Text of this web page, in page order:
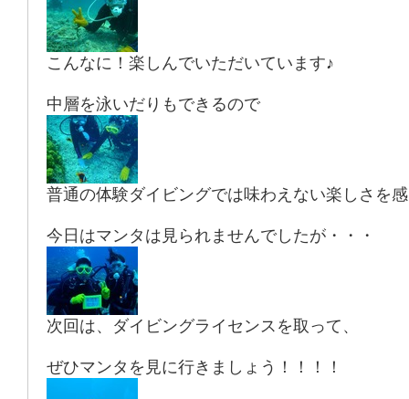
こんなに！楽しんでいただいています♪
中層を泳いだりもできるので
普通の体験ダイビングでは味わえない楽しさを
今日はマンタは見られませんでしたが・・・
次回は、ダイビングライセンスを取って、
ぜひマンタを見に行きましょう！！！！